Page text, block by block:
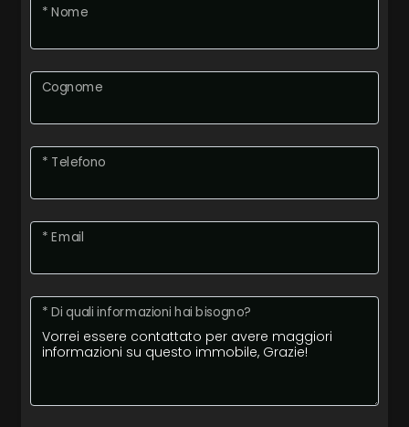
* Nome
Cognome
* Telefono
* Email
* Di quali informazioni hai bisogno?
Balcone/Terrazzo
Ascensore
Arredato
Lusso